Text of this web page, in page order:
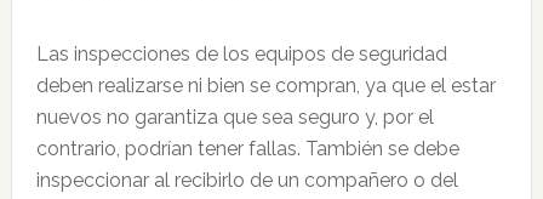
Las inspecciones de los equipos de seguridad
deben realizarse ni bien se compran, ya que el estar
nuevos no garantiza que sea seguro y, por el
contrario, podrían tener fallas. También se debe
inspeccionar al recibirlo de un compañero o del